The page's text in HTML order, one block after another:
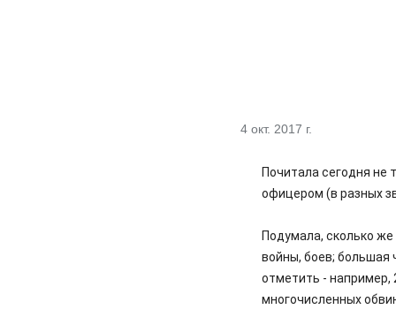
4 окт. 2017 г.
Почитала сегодня не
офицером (в разных
Подумала, сколько
войны, боев; большая
отметить - например,
многочисленных